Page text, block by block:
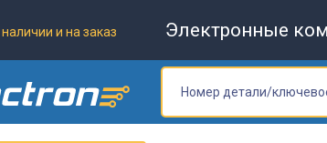
и на заказ Электронные